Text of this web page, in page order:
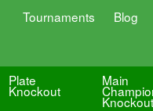
Tournaments Blog
Plate
Knockout
Main
Knockout